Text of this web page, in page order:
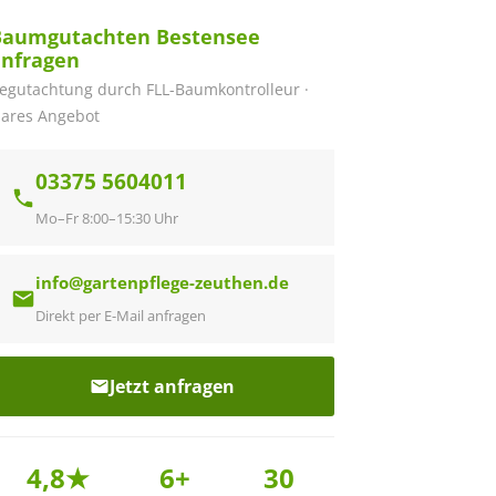
Bestensee
durch FLL-Baumkontrolleur ·
Angebot
03375 5604011
Mo–Fr 8:00–15:30 Uhr
info@gartenpflege-zeuthen.de
Direkt per E-Mail anfragen
Jetzt anfragen
4,8★ 6+ 30